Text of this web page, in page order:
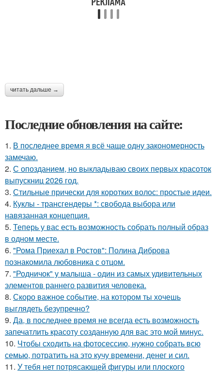
читать дальше →
Последние обновления на сайте:
1. В последнее время я всё чаще одну закономерность
замечаю.
2. С опозданием, но выкладываю своих первых красоток
выпускниц 2026 год.
3. Стильные прически для коротких волос: простые идеи.
4. Куклы - трансгендеры *: свобода выбора или
навязанная концепция.
5. Теперь у вас есть возможность собрать полный образ
в одном месте.
6. "Рома Приехал в Ростов": Полина Диброва
познакомила любовника с отцом.
7. "Родничок" у малыша - один из самых удивительных
элементов раннего развития человека.
8. Скоро важное событие, на котором ты хочешь
выглядеть безупречно?
9. Да, в последнее время не всегда есть возможность
запечатлить красоту созданную для вас это мой минус.
10. Чтобы сходить на фотосессию, нужно собрать всю
семью, потратить на это кучу времени, денег и сил.
11. У тебя нет потрясающей фигуры или плоского